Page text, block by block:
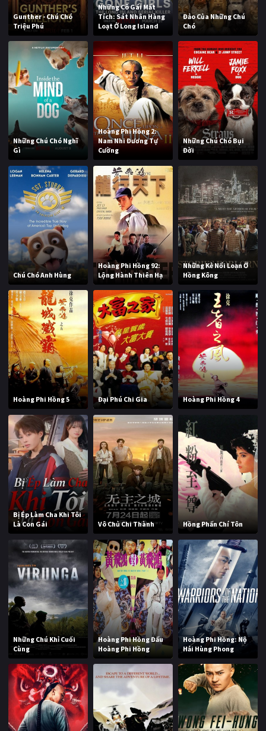
Gunther - Chú Chó
Triệu Phú
Những Cô Gái Mất
Tích: Sát Nhân Hàng
Loạt Ở Long Island
Đảo Của Những Chú
Chó
Những Chú Chó Nghĩ
Gì
Hoàng Phi Hồng 2:
Nam Nhi Đương Tự
Cường
Những Chú Chó Bụi
Đời
Chú Chó Anh Hùng
Hoàng Phi Hồng 92:
Lộng Hành Thiên Hạ
Những Kẻ Nổi Loạn Ở
Hồng Kông
Hoàng Phi Hồng 5 Đại Phú Chi Gia Hoàng Phi Hồng 4
Bị Ép Làm Cha Khi Tôi
Là Con Gái
Vô Chủ Chi Thành Hồng Phấn Chí Tôn
Những Chú Khỉ Cuối
Cùng
Hoàng Phi Hồng Đấu
Hoàng Phi Hồng
Hoàng Phi Hồng: Nộ
Hải Hùng Phong